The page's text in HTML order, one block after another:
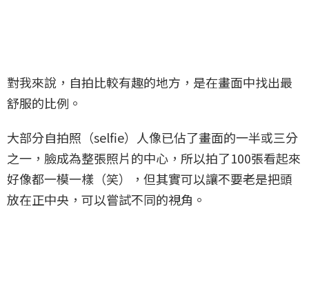
對我來說，自拍比較有趣的地方，是在畫面中找出最
舒服的比例。
大部分自拍照（selfie）人像已佔了畫面的一半或三分
之一，臉成為整張照片的中心，所以拍了100張看起來
好像都一模一樣（笑），但其實可以讓不要老是把頭
放在正中央，可以嘗試不同的視角。